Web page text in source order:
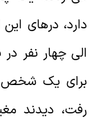
درهای این
چهار نفر در
یک شخص
دیدند